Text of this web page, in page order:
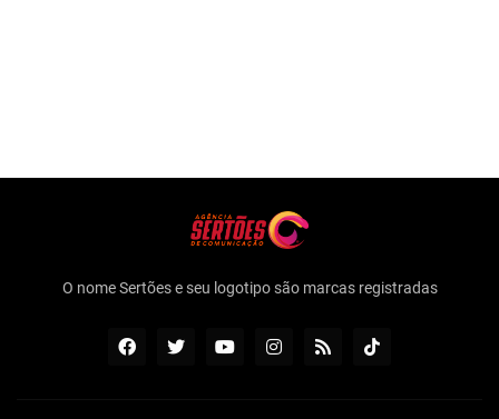
O nome Sertões e seu logotipo são marcas registradas